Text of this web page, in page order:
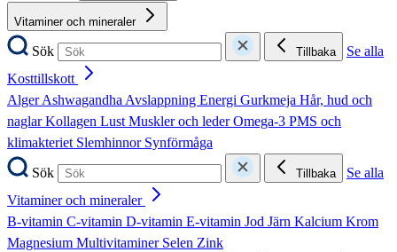
Vitaminer och mineraler
Sök Tillbaka
Se alla
Kosttillskott
AlgerAshwagandhaAvslappning Energi Gurkmeja Hår, hud och
naglarKollagen LustMuskler och lederOmega-3 PMS och
klimakteriet Slemhinnor Synförmåga
Sök
Tillbaka
Se alla
Vitaminer och mineraler
B-vitamin C-vitamin D-vitamin E-vitamin Jod Järn Kalcium Krom
Magnesium Multivitaminer Selen Zink